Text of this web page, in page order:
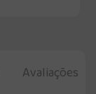
Avaliações